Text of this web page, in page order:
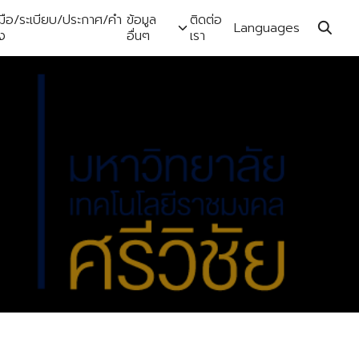
อ/ระเบียบ/ประกาศ/คำ ข้อมูล
อื่นๆ
ติดต่อ
เรา
Languages